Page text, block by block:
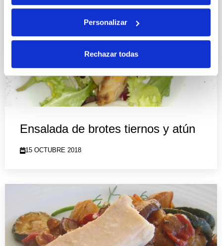
Personalizar
Rechazar todas
Ensalada de brotes tiernos y atún
15 OCTUBRE 2018